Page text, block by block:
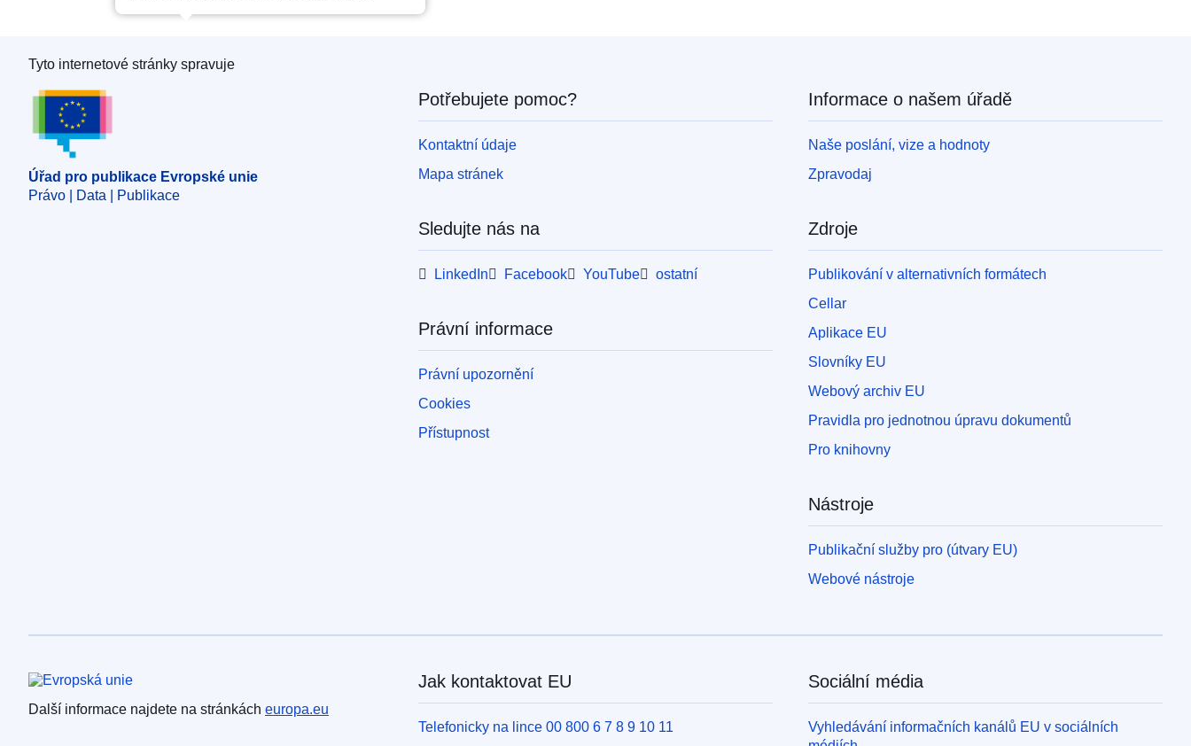
Úřad pro publikace Evropské unie
Tyto internetové stránky spravuje
Úřad pro publikace Evropské unie
Právo | Data | Publikace
Potřebujete pomoc?
Kontaktní údaje
Mapa stránek
Sledujte nás na
LinkedIn Facebook YouTube ostatní
Právní informace
Právní upozornění
Cookies
Přístupnost
Informace o našem úřadě
Naše poslání, vize a hodnoty
Zpravodaj
Zdroje
Publikování v alternativních formátech
Cellar
Aplikace EU
Slovníky EU
Webový archiv EU
Pravidla pro jednotnou úpravu dokumentů
Pro knihovny
Nástroje
Publikační služby pro (útvary EU)
Webové nástroje
Evropská unie
Další informace najdete na stránkách europa.eu
Jak kontaktovat EU
Telefonicky na lince 00 800 6 7 8 9 10 11
Sociální média
Vyhledávání informačních kanálů EU v sociálních